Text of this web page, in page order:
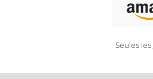
Seules les